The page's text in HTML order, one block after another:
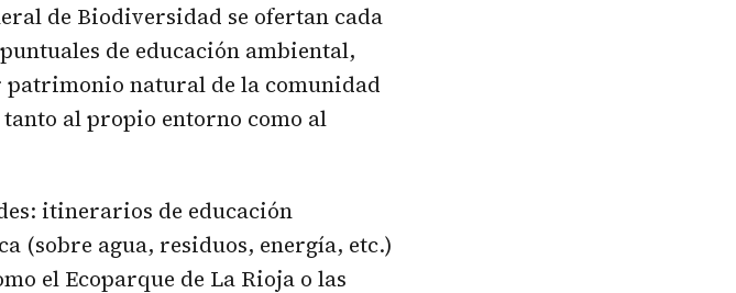
de Biodiversidad se ofertan cada
de educación ambiental,
natural de la comunidad
al propio entorno como al
itinerarios de educación
(sobre agua, residuos, energía, etc.)
el Ecoparque de La Rioja o las